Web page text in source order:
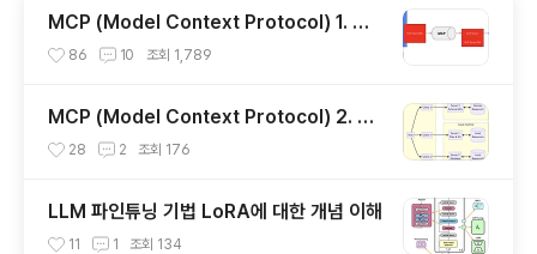
MCP (Model Context Protocol) 1. 개
념 이해
86 10 조회 1,789
MCP (Model Context Protocol) 2. 서
버 개발하기
28 2 조회 176
LLM 파인튜닝 기법 LoRA에 대한 개념 이해
11 1 조회 134